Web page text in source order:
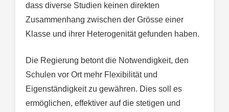
dass diverse Studien keinen direkten
Zusammenhang zwischen der Grösse einer
Klasse und ihrer Heterogenität gefunden haben.
Die Regierung betont die Notwendigkeit, den
Schulen vor Ort mehr Flexibilität und
Eigenständigkeit zu gewähren. Dies soll es
ermöglichen, effektiver auf die stetigen und